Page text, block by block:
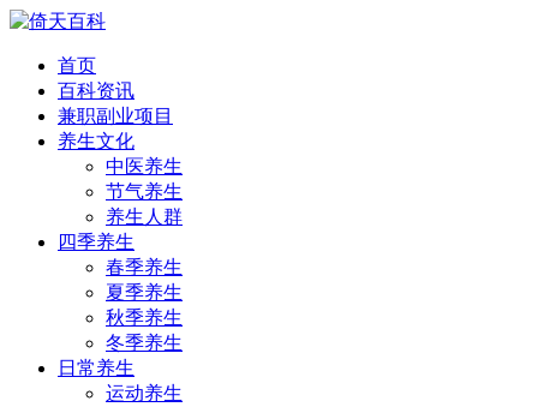
首页
百科资讯
兼职副业项目
养生文化
中医养生
节气养生
养生人群
四季养生
春季养生
夏季养生
秋季养生
冬季养生
日常养生
运动养生